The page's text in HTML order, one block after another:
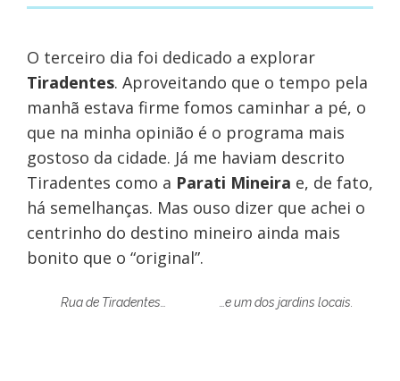
O terceiro dia foi dedicado a explorar
Tiradentes. Aproveitando que o tempo pela
manhã estava firme fomos caminhar a pé, o
que na minha opinião é o programa mais
gostoso da cidade. Já me haviam descrito
Tiradentes como a Parati Mineira e, de fato,
há semelhanças. Mas ouso dizer que achei o
centrinho do destino mineiro ainda mais
bonito que o “original”.
Rua de Tiradentes… …e um dos jardins locais.